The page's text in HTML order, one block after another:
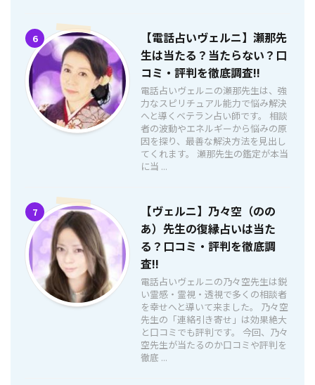
6
【電話占いヴェルニ】瀬那先
生は当たる？当たらない？口
コミ・評判を徹底調査!!
電話占いヴェルニの瀬那先生は、強
力なスピリチュアル能力で悩み解決
へと導くベテラン占い師です。 相談
者の波動やエネルギーから悩みの原
因を探り、最善な解決方法を見出し
てくれます。 瀬那先生の鑑定が本当
に当 ...
7
【ヴェルニ】乃々空（のの
あ）先生の復縁占いは当た
る？口コミ・評判を徹底調
査!!
電話占いヴェルニの乃々空先生は鋭
い霊感・霊視・透視で多くの相談者
を幸せへと導いて来ました。 乃々空
先生の「連絡引き寄せ」は効果絶大
と口コミでも評判です。 今回、乃々
空先生が当たるのか口コミや評判を
徹底 ...